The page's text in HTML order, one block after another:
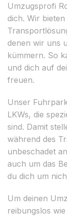
Umzugsprofi
dich. Wir
denen wir uns
kümmern. So
und dich auf
freuen.
Unser
LKWs, die
sind. Damit
während des
unbeschadet
auch um das
du dich um
Um deinen
reibungslos